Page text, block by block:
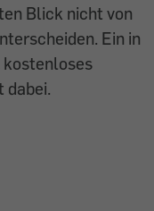
Blick nicht von
Ein in